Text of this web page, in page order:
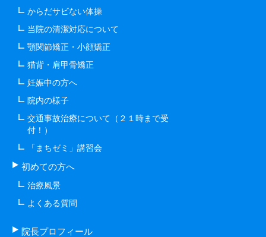
からだサビない体操
当院の清潔対応について
顎関節矯正・小顔矯正
猫背・肩甲骨矯正
妊娠中の方へ
院内の様子
交通事故治療について（２１時まで受
付！）
「まちゼミ」講習会
初めての方へ
治療風景
よくある質問
院長プロフィール